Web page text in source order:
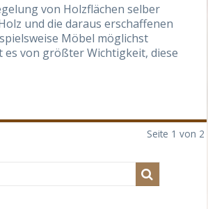
von Holzflächen selber
und die daraus erschaffenen
Möbel möglichst
es von größter Wichtigkeit, diese
Seite 1 von 2